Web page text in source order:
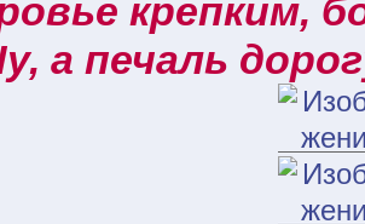
крепким,
а печаль